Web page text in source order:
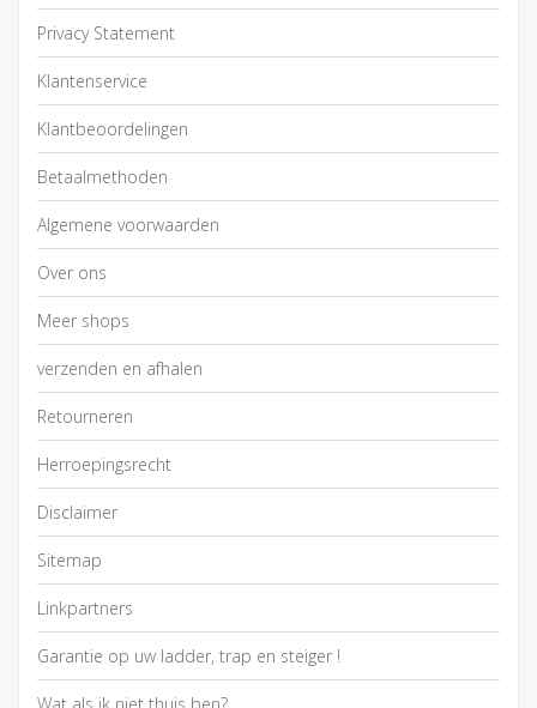
Privacy Statement
Klantenservice
Klantbeoordelingen
Betaalmethoden
Algemene voorwaarden
Over ons
Meer shops
verzenden en afhalen
Retourneren
Herroepingsrecht
Disclaimer
Sitemap
Linkpartners
Garantie op uw ladder, trap en steiger !